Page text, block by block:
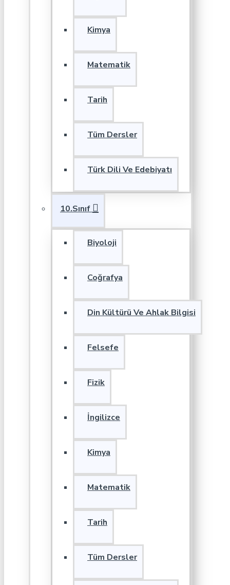
Kimya
Matematik
Tarih
Tüm Dersler
Türk Dili Ve Edebiyatı
10.Sınıf
Biyoloji
Coğrafya
Din Kültürü Ve Ahlak Bilgisi
Felsefe
Fizik
İngilizce
Kimya
Matematik
Tarih
Tüm Dersler